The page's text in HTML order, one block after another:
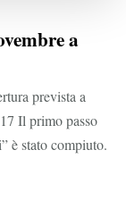
a
prevista a
Il primo passo
è stato compiuto.